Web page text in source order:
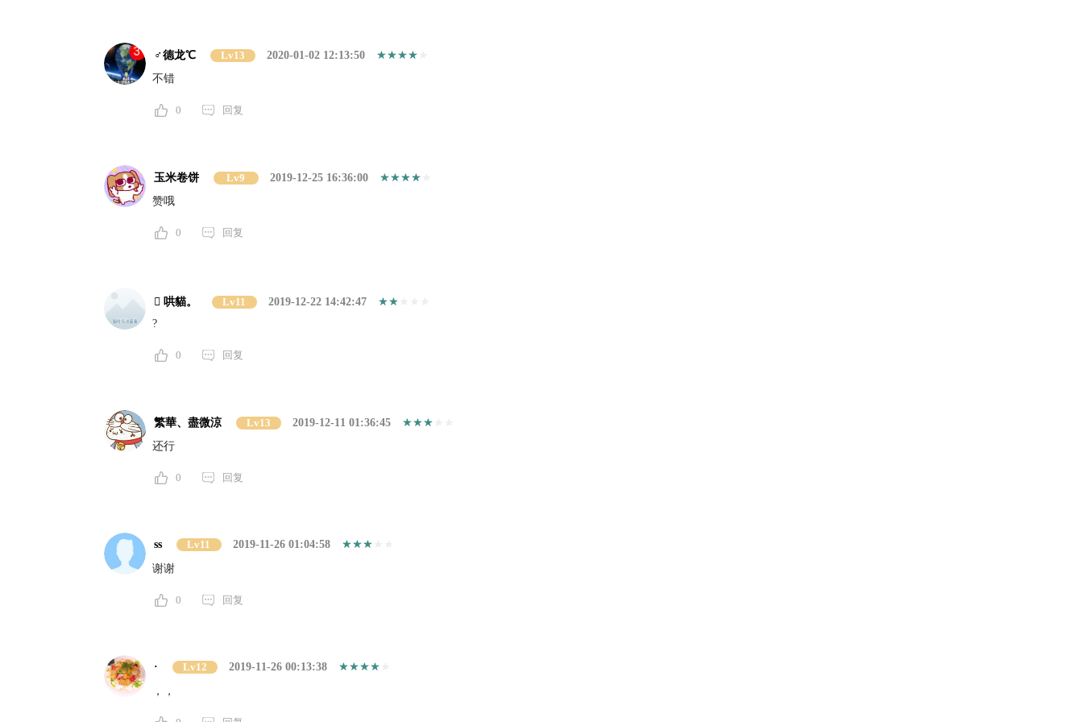
♂德龙℃ Lv13
2020-01-02 12:13:50
不错
0 回复
玉米卷饼 Lv9
2019-12-25 16:36:00
赞哦
0 回复
 哄貓。 Lv11
2019-12-22 14:42:47
?
0 回复
繁華、盡微涼 Lv13
2019-12-11 01:36:45
还行
0 回复
ss Lv11
2019-11-26 01:04:58
谢谢
0 回复
· Lv12
2019-11-26 00:13:38
，，